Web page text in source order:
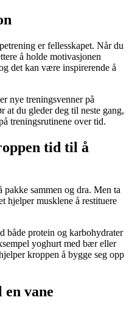
er fellesskapet. Når du
å holde motivasjonen
det kan være inspirerende å
nye treningsvenner på
at du gleder deg til neste gang,
treningsrutinene over tid.
tid til å
sammen og dra. Men ta
hjelper musklene å restituere
både protein og karbohydrater
yoghurt med bær eller
kroppen å bygge seg opp
vane